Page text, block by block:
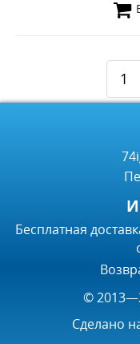
1
Бесплатная
©
Сделано